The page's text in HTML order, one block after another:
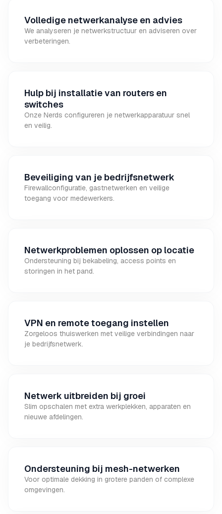
Volledige netwerkanalyse en advies
We analyseren je netwerkstructuur en adviseren over
verbeteringen.
Hulp bij installatie van routers en
switches
Onze Nerds configureren je netwerkapparatuur snel
en veilig.
Beveiliging van je bedrijfsnetwerk
Firewallconfiguratie, gastnetwerken en veilige
toegang voor medewerkers.
Netwerkproblemen oplossen op locatie
Ondersteuning bij bekabeling, access points en
storingen in het pand.
VPN en remote toegang instellen
Zorgeloos thuiswerken met veilige verbindingen naar
je bedrijfsnetwerk.
Netwerk uitbreiden bij groei
Slim opschalen met extra werkplekken, apparaten en
nieuwe afdelingen.
Ondersteuning bij mesh-netwerken
Voor optimale dekking in grotere panden of complexe
omgevingen.